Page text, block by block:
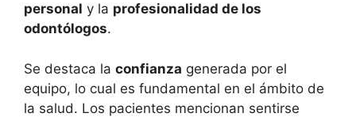
personal y la profesionalidad de los
odontólogos.
Se destaca la confianza generada por el
equipo, lo cual es fundamental en el ámbito de
la salud. Los pacientes mencionan sentirse